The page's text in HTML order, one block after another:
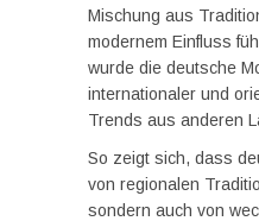
Mischung aus
modernem Einfluss
wurde die deutsche
internationaler und
Trends aus anderen
So zeigt sich, dass
von regionalen
sondern auch von